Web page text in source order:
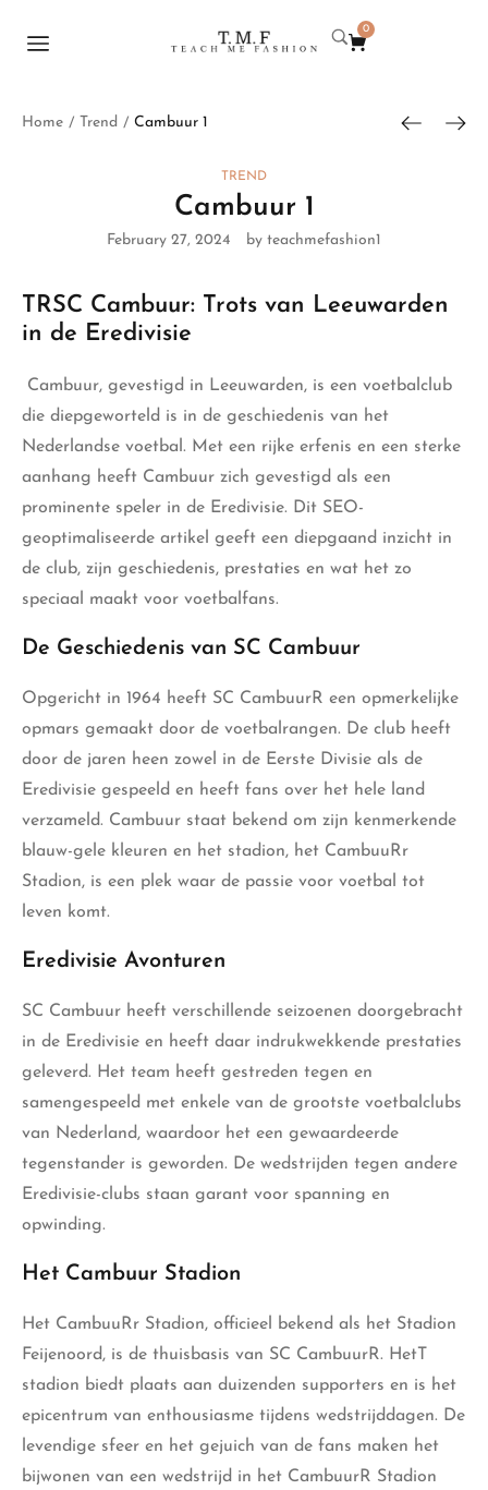
0
Home / Trend / Cambuur 1
TREND
Cambuur 1
February 27, 2024 by teachmefashion1
TRSC Cambuur: Trots van Leeuwarden
in de Eredivisie
Cambuur, gevestigd in Leeuwarden, is een voetbalclub
die diepgeworteld is in de geschiedenis van het
Nederlandse voetbal. Met een rijke erfenis en een sterke
aanhang heeft Cambuur zich gevestigd als een
prominente speler in de Eredivisie. Dit SEO-
geoptimaliseerde artikel geeft een diepgaand inzicht in
de club, zijn geschiedenis, prestaties en wat het zo
speciaal maakt voor voetbalfans.
De Geschiedenis van SC Cambuur
Opgericht in 1964 heeft SC CambuurR een opmerkelijke
opmars gemaakt door de voetbalrangen. De club heeft
door de jaren heen zowel in de Eerste Divisie als de
Eredivisie gespeeld en heeft fans over het hele land
verzameld. Cambuur staat bekend om zijn kenmerkende
blauw-gele kleuren en het stadion, het CambuuRr
Stadion, is een plek waar de passie voor voetbal tot
leven komt.
Eredivisie Avonturen
SC Cambuur heeft verschillende seizoenen doorgebracht
in de Eredivisie en heeft daar indrukwekkende prestaties
geleverd. Het team heeft gestreden tegen en
samengespeeld met enkele van de grootste voetbalclubs
van Nederland, waardoor het een gewaardeerde
tegenstander is geworden. De wedstrijden tegen andere
Eredivisie-clubs staan garant voor spanning en
opwinding.
Het Cambuur Stadion
Het CambuuRr Stadion, officieel bekend als het Stadion
Feijenoord, is de thuisbasis van SC CambuurR. HetT
stadion biedt plaats aan duizenden supporters en is het
epicentrum van enthousiasme tijdens wedstrijddagen. De
levendige sfeer en het gejuich van de fans maken het
bijwonen van een wedstrijd in het CambuurR Stadion